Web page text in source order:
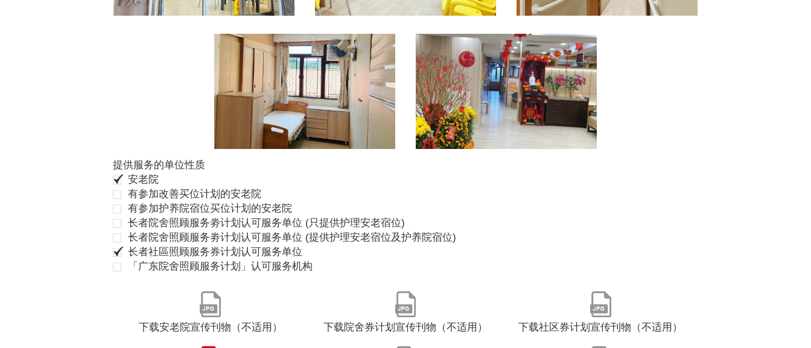
提供服务的单位性质
安老院
有参加改善买位计划的安老院
有参加护养院宿位买位计划的安老院
长者院舍照顾服务劵计划认可服务单位 (只提供护理安老宿位)
长者院舍照顾服务劵计划认可服务单位 (提供护理安老宿位及护养院宿位)
长者社區照顾服务券计划认可服务单位
「广东院舍照顾服务计划」认可服务机构
下载安老院宣传刊物（不适用） 下载院舍券计划宣传刊物（不适用） 下载社区券计划宣传刊物（不适用）